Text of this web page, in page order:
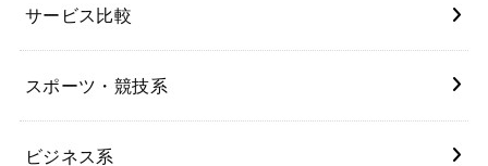
サービス比較
スポーツ・競技系
ビジネス系